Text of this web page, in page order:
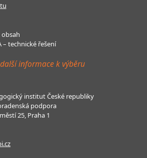
obsah
– technické řešení
informace k výběru
institut České republiky
podpora
25, Praha 1